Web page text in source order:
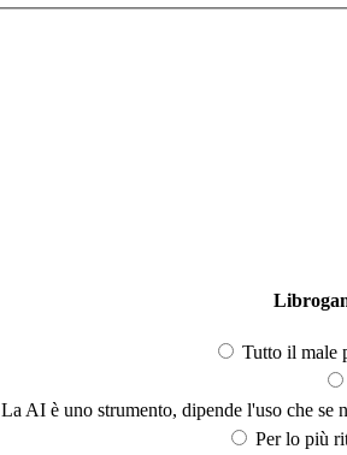
Tutto il male
La AI è uno strumento, dipende l'uso che se
Per lo più